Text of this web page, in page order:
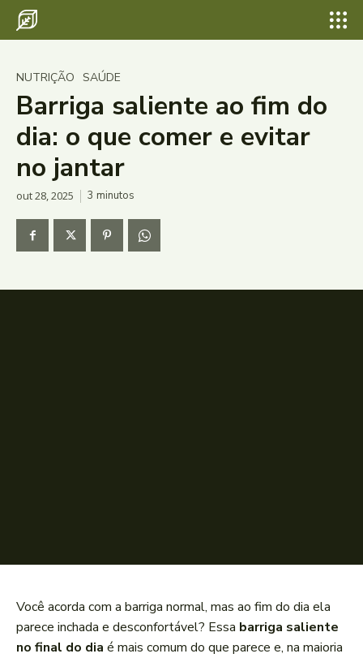
NUTRIÇÃO SAÚDE
Barriga saliente ao fim do
dia: o que comer e evitar
no jantar
out 28, 2025 3 minutos
Você acorda com a barriga normal, mas ao fim do dia ela
parece inchada e desconfortável? Essa barriga saliente
no final do dia é mais comum do que parece e, na maioria